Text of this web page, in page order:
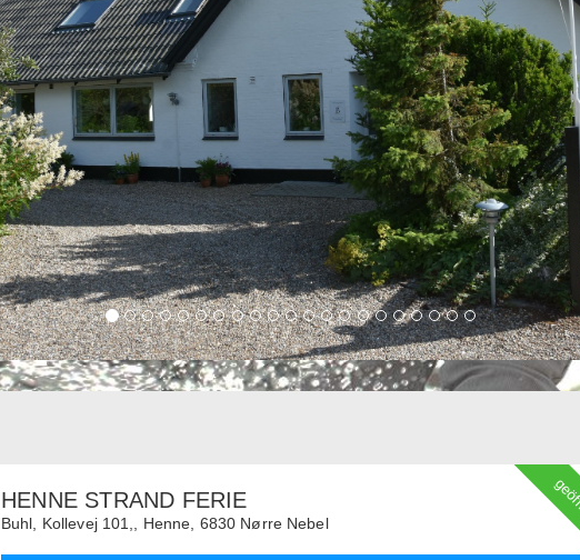
HENNE STRAND FERIE
Buhl, Kollevej 101,, Henne, 6830 Nørre Nebel